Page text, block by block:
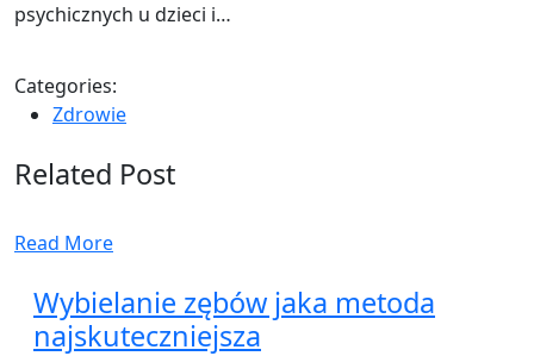
psychicznych u dzieci i…
Categories:
Zdrowie
Related Post
Read More
Wybielanie zębów jaka metoda
najskuteczniejsza